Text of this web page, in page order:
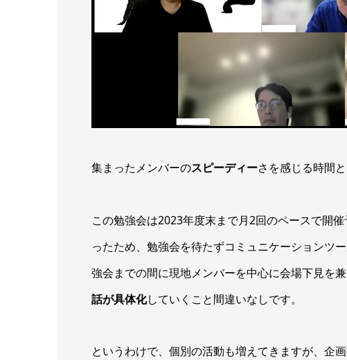
集まったメンバーのスピーディーさを感じる時間と
この勉強会は2023年度末まで月2回のペースで開
ったため、勉強会を待たずコミュニケーションツ
強会までの間に現地メンバーを中心に会場下見を
話が具体化していくこと間違いなしです。
というわけで、個別の活動も増えてきますが、企